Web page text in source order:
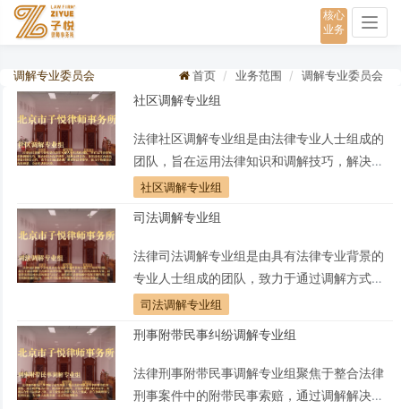
核心
业务
调解专业委员会 首页 业务范围 调解专业委员会
社区调解专业组
法律社区调解专业组是由法律专业人士组成的
团队，旨在运用法律知识和调解技巧，解决社
区内法律纠纷，提供法律咨询，并促进社区内
解和法律指导，致力于构建社区内部和谐、公
正的法律环境。
社区调解专业组
司法调解专业组
法律司法调解专业组是由具有法律专业背景的
专业人士组成的团队，致力于通过调解方式解
决法律争端，提供高效、公正的司法解决方
织在法律领域中发挥关键作用，倡导调解机制
的运用，以提升司法效率和服务社会公众的法
律需求。
司法调解专业组
刑事附带民事纠纷调解专业组
法律刑事附带民事调解专业组聚焦于整合法律
刑事案件中的附带民事索赔，通过调解解决纠